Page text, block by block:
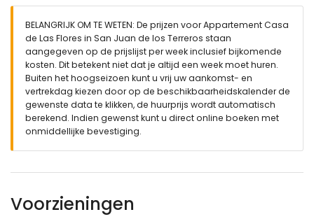
haardroger
Buiten van het appartement
afgesloten perceel
gemeenschappelijk zwembad
kinderen's zwembad
tuin met grind en tuinmeubelen met ligbedden
gemeenschappelijke tuin met gras en bomen
speeltuin
overdekt terras
buiten zitgedeelte en buiten eetgedeelte
Meer informatie
BELANGRIJK OM TE WETEN: De prijzen voor Appartement Casa
de Las Flores in San Juan de los Terreros staan
aangegeven op de prijslijst per week inclusief bijkomende
kosten. Dit betekent niet dat je altijd een week moet huren.
Buiten het hoogseizoen kunt u vrij uw aankomst- en
vertrekdag kiezen door op de beschikbaarheidskalender de
gewenste data te klikken, de huurprijs wordt automatisch
berekend. Indien gewenst kunt u direct online boeken met
onmiddellijke bevestiging.
Voorzieningen